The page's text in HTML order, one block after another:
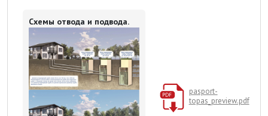
Схемы отвода и подвода.
pasport-
topas_preview.pdf